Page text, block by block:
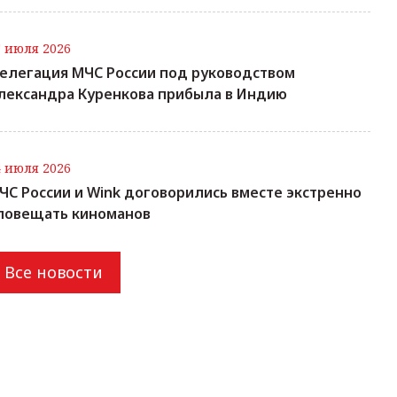
июля 2026
МЧС России под руководством
Куренкова прибыла в Индию
июля 2026
России и Wink договорились вместе экстренно
киноманов
Все новости